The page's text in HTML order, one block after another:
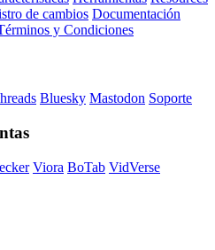
de cambios Documentación
y Condiciones
Bluesky Mastodon Soporte
Viora BoTab VidVerse